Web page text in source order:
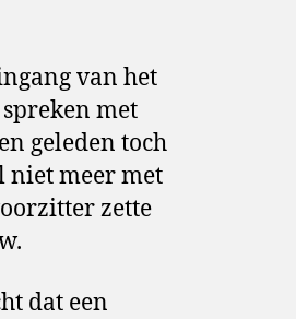
van het
met
geleden toch
niet meer met
zette
dat een